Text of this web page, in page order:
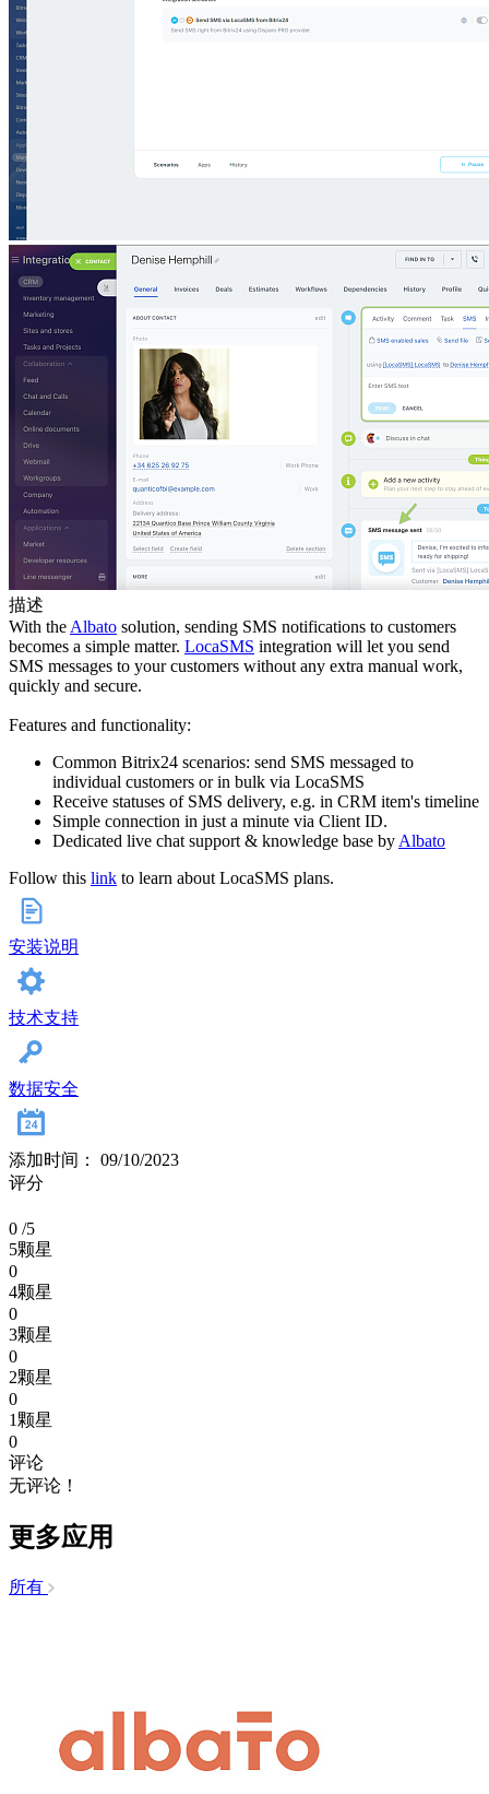
描述
With theAlbato solution, sending SMS notifications to customers
becomes a simple matter. LocaSMS integration will let you send
SMS messages to your customers without any extra manual work,
quickly and secure.
Features and functionality:
Common Bitrix24 scenarios: send SMS messaged to
individual customers or in bulk via LocaSMS
Receive statuses of SMS delivery, e.g. in CRM item's timeline
Simple connection in just a minute via Client ID.
Dedicated live chat support & knowledge base byAlbato
Follow this link to learn about LocaSMS plans.
安装说明
技术支持
数据安全
添加时间： 09/10/2023
评分
0 /5
5颗星
0
4颗星
0
3颗星
0
2颗星
0
1颗星
0
评论
无评论！
更多应用
所有